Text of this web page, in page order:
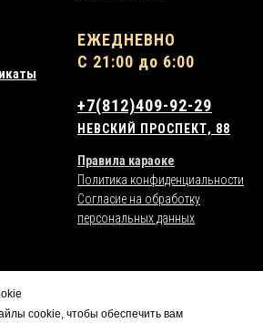
ЕЖЕДНЕВНО
С 21:00 до 6:00
+7(812)409-92-29
НЕВСКИЙ ПРОСПЕКТ, 88
Правила караоке
Политика конфиденциальности
Согласие на обработку
персональных данных
система бронирования столов
cookie, чтобы обеспечить вам